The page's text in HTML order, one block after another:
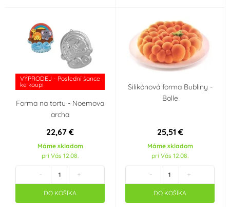
nevhodné do
mikrovlnnné trouby
v elektrické troubě
v plynové troubě
v horkovzdušné
Krajina pôvodu
USA
VÝPRODEJ - Poslední šance ke koupi
VÝPRODEJ - Poslední šance
ke koupi
Forma na tortu - Noemova
archa
22,67 €
Máme skladom
pri Vás 12.08.
- +
DO KOŠÍKA
Silikónová forma Bubliny -
Bolle
25,51 €
Máme skladom
pri Vás 12.08.
- +
DO KOŠÍKA